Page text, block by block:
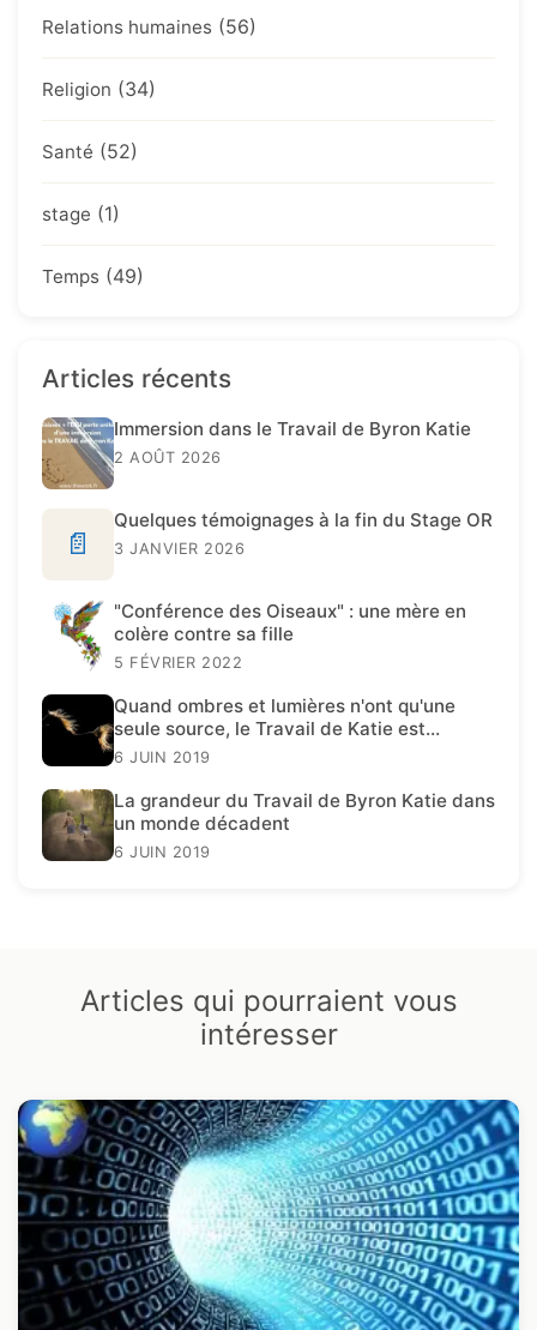
Relations humaines (56)
Religion (34)
Santé (52)
stage (1)
Temps (49)
Articles récents
Immersion dans le Travail de Byron Katie
2 AOÛT 2026
📄
Quelques témoignages à la fin du Stage OR
3 JANVIER 2026
"Conférence des Oiseaux" : une mère en
colère contre sa fille
5 FÉVRIER 2022
Quand ombres et lumières n'ont qu'une
seule source, le Travail de Katie est
présent.
6 JUIN 2019
La grandeur du Travail de Byron Katie dans
un monde décadent
6 JUIN 2019
Articles qui pourraient vous
intéresser